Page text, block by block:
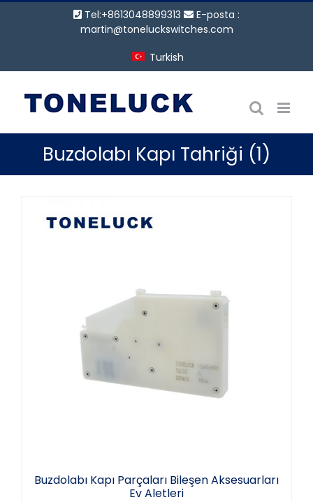
Tel:+8613048899313
E-posta :
martin@toneluckswitches.com
Turkish
Buzdolabı Kapı Tahriği (1)
Buzdolabı Kapı Parçaları Bileşen
Aksesuarları Ev Aletleri
Buzdolabı Kapı Parçaları Bileşen Aksesuarları
Ev Aletleri